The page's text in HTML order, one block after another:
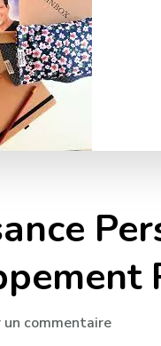
un commentairesur